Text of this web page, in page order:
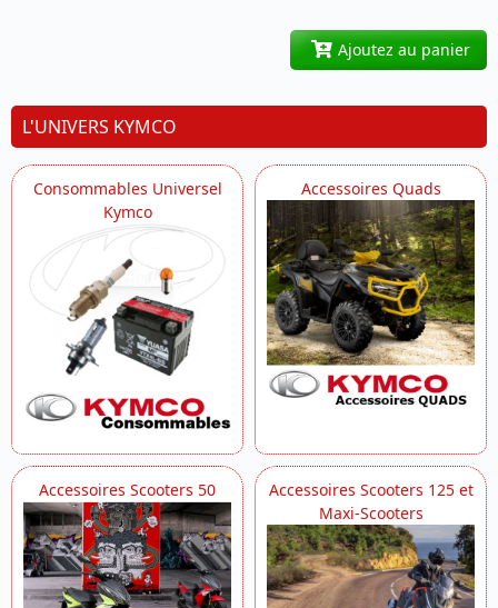
Ajoutez au panier
L'UNIVERS KYMCO
Consommables Universel
Kymco
Accessoires Quads
Accessoires Scooters 50
Accessoires Scooters 125 et
Maxi-Scooters